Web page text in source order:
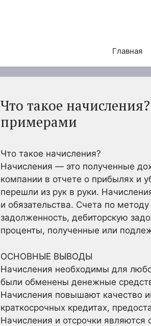
Главная
Что такое
примерами
Что такое начисления?
Начисления — это полученные
компании в отчете о прибылях и
перешли из рук в руки.
и обязательства. Счета по
задолженность, дебиторскую
проценты, полученные или
ОСНОВНЫЕ ВЫВОДЫ
Начисления необходимы для
были обменены денежные
Начисления повышают качество
краткосрочных кредитах,
Начисления и отсрочки